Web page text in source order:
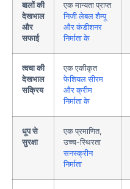
बालों की
देखभाल
और
सफाई
एक मान्यता प्राप्त
निजी लेबल शैम्पू
और कंडीशनर
निर्माता के
त्वचा की
देखभाल
सक्रिय
एक एकीकृत
फेशियल सीरम
और क्रीम
निर्माता के
धूप से
सुरक्षा
एक प्रमाणित,
उच्च-स्थिरता
सनस्क्रीन
निर्माता